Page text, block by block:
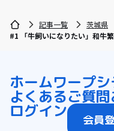
記事一覧 茨城県
#1 「牛飼いになりたい」和牛
ホームワープ
よくあるご質問
ログイン 会員